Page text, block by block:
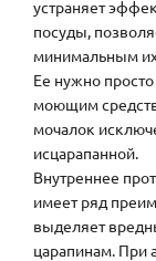
устраняет
посуды,
минимальным их
Ее нужно
моющим
мочалок
исцарапанной.
Внутреннее
имеет ряд
выделяет
царапинам. При